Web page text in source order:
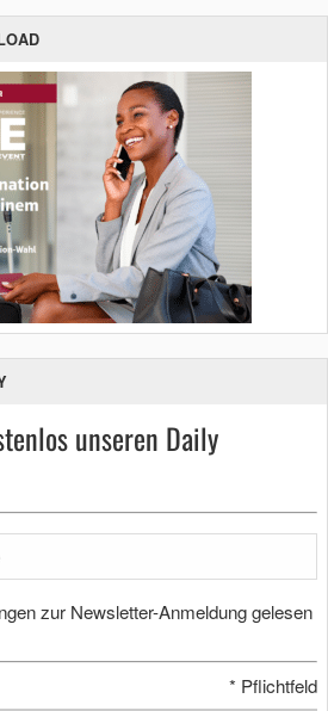
unseren Daily
zur Newsletter-Anmeldung gelesen
* Pflichtfeld